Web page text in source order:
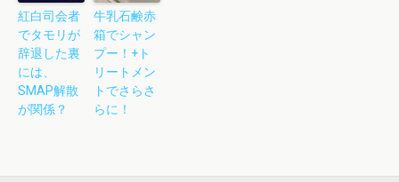
紅白司会者
でタモリが
辞退した裏
には、
SMAP解散
が関係？
牛乳石鹸赤
箱でシャン
プー！+ト
リートメン
トでさらさ
らに！